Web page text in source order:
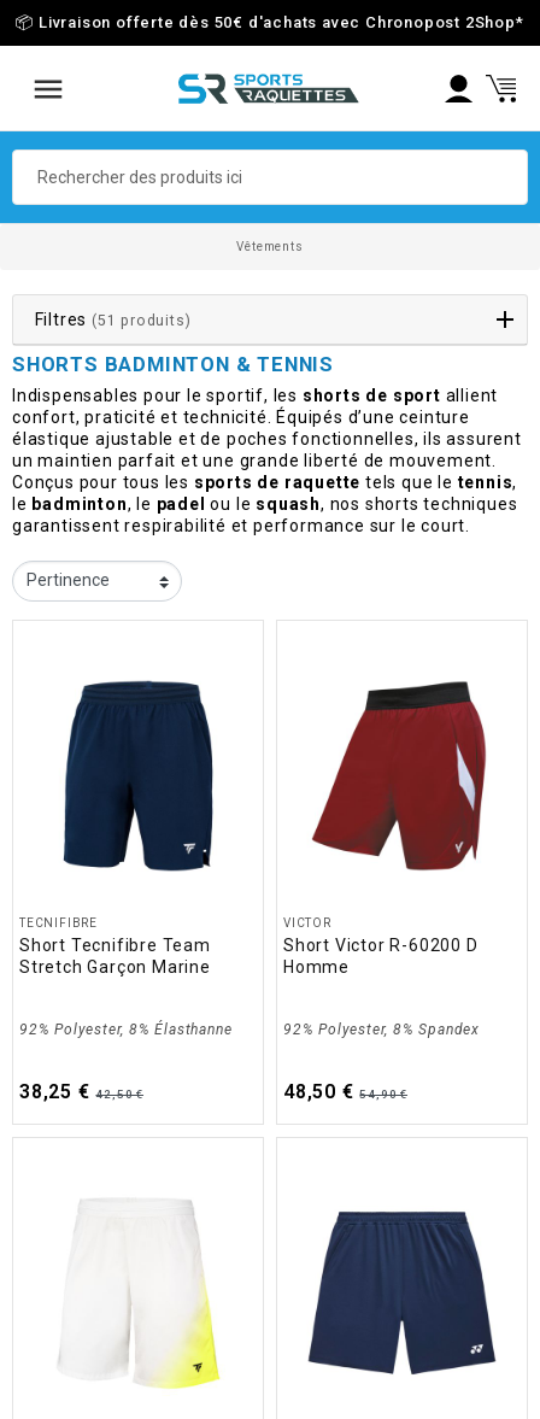
📦 Livraison offerte dès 50€ d'achats avec Chronopost 2Shop*
Vêtements
Filtres (51 produits)
SHORTS BADMINTON & TENNIS
Indispensables pour le sportif, les shorts de sport allient
confort, praticité et technicité. Équipés d’une ceinture
élastique ajustable et de poches fonctionnelles, ils assurent
un maintien parfait et une grande liberté de mouvement.
Conçus pour tous les sports de raquette tels que le tennis,
le badminton, le padel ou le squash, nos shorts techniques
garantissent respirabilité et performance sur le court.
TECNIFIBRE
Short Tecnifibre Team
Stretch Garçon Marine
92% Polyester, 8% Élasthanne
38,25 € 42,50 €
VICTOR
Short Victor R-60200 D
Homme
92% Polyester, 8% Spandex
48,50 € 54,90 €